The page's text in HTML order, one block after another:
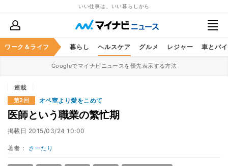
いい仕事は、いい暮らしから
ワーク＆ライフ
ススキル マネー 暮らし ヘルスケア グルメ レジャー 車とバ
Googleでマイナビニュースを優先表示する方法
連載
第2回 オペ室より愛をこめて
医師という職業の繁忙期
掲載日 2015/03/24 10:00
著者： さーたり